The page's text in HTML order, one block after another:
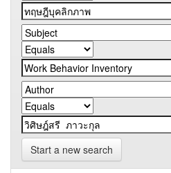
Start a new search